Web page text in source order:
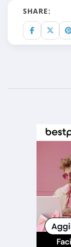
SHARE: